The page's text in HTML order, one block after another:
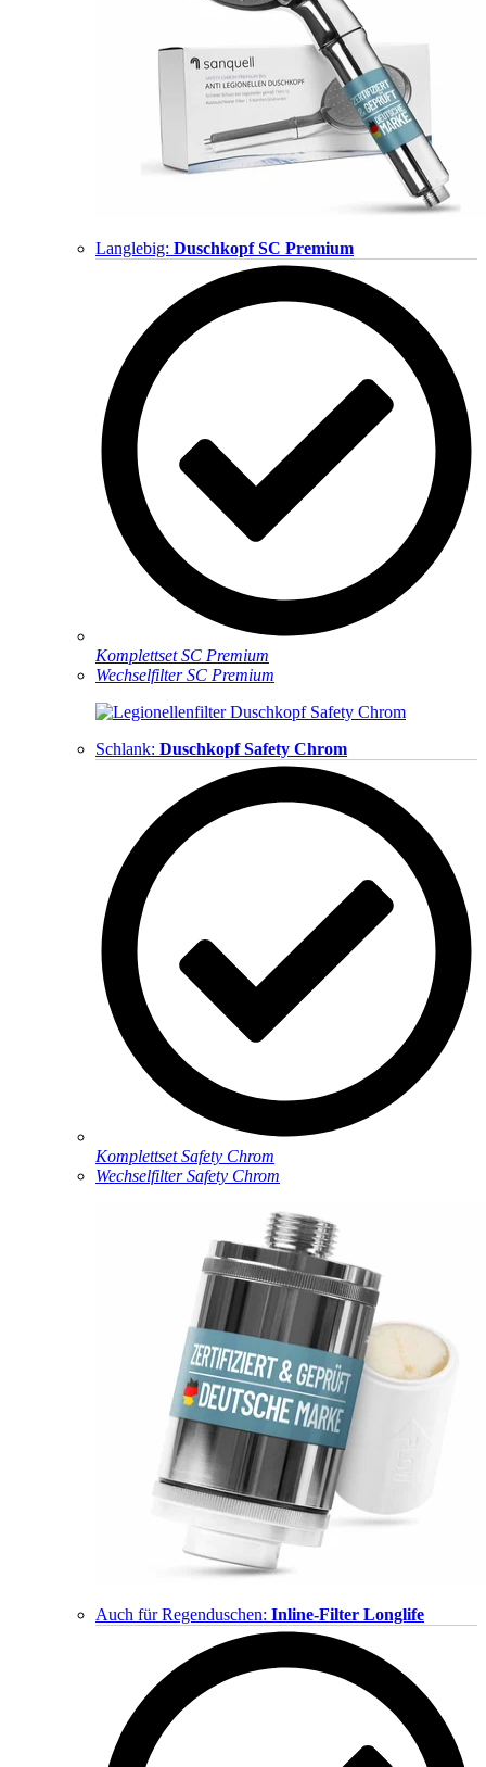
Langlebig: Duschkopf SC Premium
Komplettset SC Premium
Wechselfilter SC Premium
Schlank: Duschkopf Safety Chrom
Komplettset Safety Chrom
Wechselfilter Safety Chrom
Auch für Regenduschen: Inline-Filter Longlife